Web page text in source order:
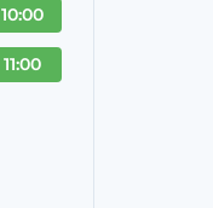
10:00
11:00